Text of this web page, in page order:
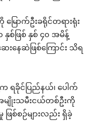
ြောက်ဦးခရိုင်တရားရုံး
ဖြစ် နှစ် ၄၀ အမိန့်
နေဆဲဖြစ်ကြောင်း သိရ
ရခိုင်ပြည်နယ်၊ ပေါက်
ျိုးသမီးငယ်တစ်ဦးကို
ြစ်စဉ်များလည်း ရှိခဲ့